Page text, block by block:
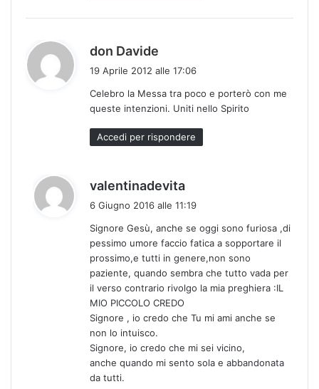
don Davide
e
t
t
o
19 Aprile 2012 alle 17:06
Celebro la Messa tra poco e porterò con me
queste intenzioni. Uniti nello Spirito
Accedi per rispondere
valentinadevita
e
t
t
:
6 Giugno 2016 alle 11:19
Signore Gesù, anche se oggi sono furiosa ,di
pessimo umore faccio fatica a sopportare il
prossimo,e tutti in genere,non sono
paziente, quando sembra che tutto vada per
il verso contrario rivolgo la mia preghiera :IL
MIO PICCOLO CREDO
Signore , io credo che Tu mi ami anche se
non lo intuisco.
Signore, io credo che mi sei vicino,
anche quando mi sento sola e abbandonata
da tutti.